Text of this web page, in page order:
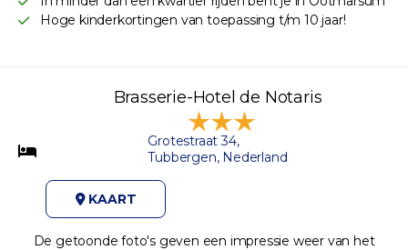
Hoge kinderkortingen van toepassing t/m 10 jaar!
Brasserie-Hotel de Notaris
Grotestraat 34,
Tubbergen, Nederland
KAART
De getoonde foto's geven een impressie weer van het